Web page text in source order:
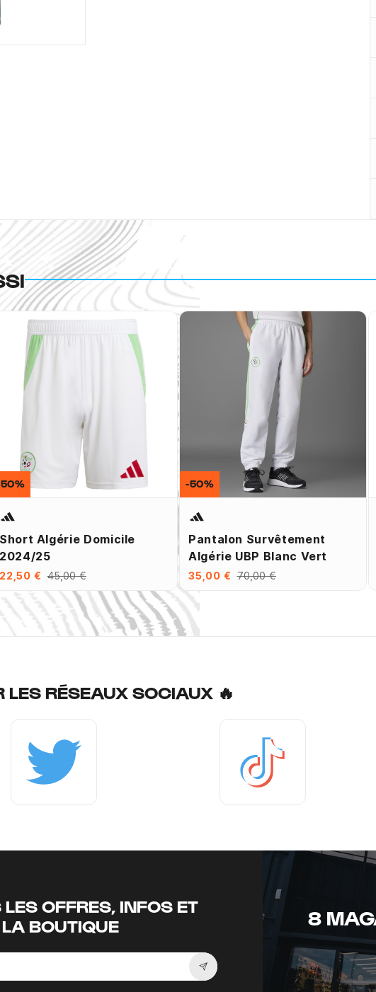
Short Algérie Domicile
2024/25
22,50 € 45,00 €
Pantalon Survêtement
Algérie UBP Blanc Vert
35,00 € 70,00 €
-50%
LES RÉSEAUX SOCIAUX 🔥
OFFRES, INFOS ET
BOUTIQUE
Souscrire à la newsletter
8